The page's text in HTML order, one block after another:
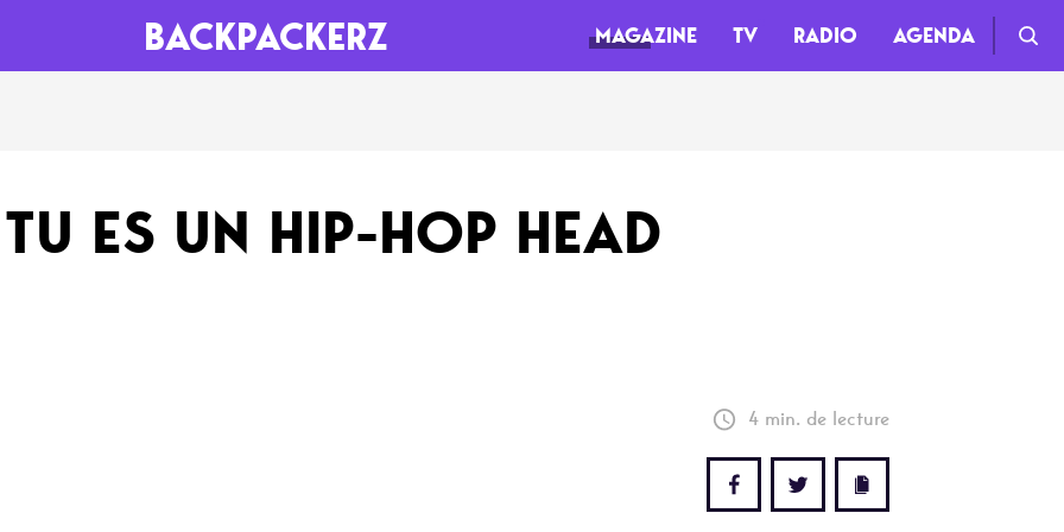
BACKPACKERZ MAGAZINE TV RADIO AGENDA
Paris
Playlists
ES UN HIP-HOP HEAD
4 min. de lecture